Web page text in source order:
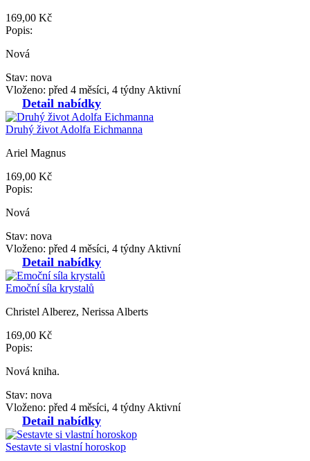
169,00 Kč
Popis:
Nová
Stav: nova
Vloženo: před 4 měsíci, 4 týdny Aktivní
Detail nabídky
Druhý život Adolfa Eichmanna
Ariel Magnus
169,00 Kč
Popis:
Nová
Stav: nova
Vloženo: před 4 měsíci, 4 týdny Aktivní
Detail nabídky
Emoční síla krystalů
Christel Alberez, Nerissa Alberts
169,00 Kč
Popis:
Nová kniha.
Stav: nova
Vloženo: před 4 měsíci, 4 týdny Aktivní
Detail nabídky
Sestavte si vlastní horoskop